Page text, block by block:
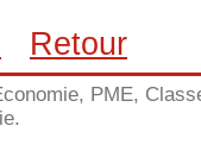
Retour
PME,